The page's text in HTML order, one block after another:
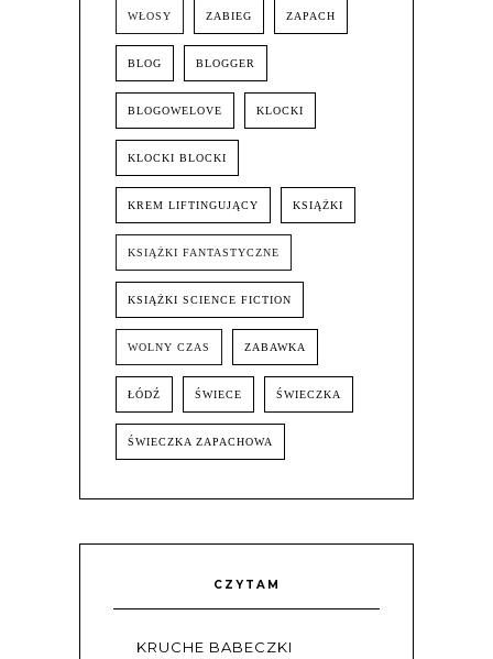
WŁOSY ZABIEG ZAPACH
BLOG BLOGGER
BLOGOWELOVE KLOCKI
KLOCKI BLOCKI
KREM LIFTINGUJĄCY KSIĄŻKI
KSIĄŻKI FANTASTYCZNE
KSIĄŻKI SCIENCE FICTION
WOLNY CZAS ZABAWKA
ŁÓDŹ ŚWIECE ŚWIECZKA
ŚWIECZKA ZAPACHOWA
CZYTAM
KRUCHE BABECZKI